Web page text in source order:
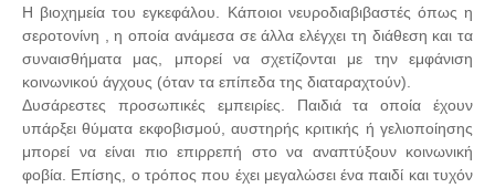
Η βιοχημεία του εγκεφάλου. Κάποιοι νευροδιαβιβαστές όπως η
σεροτονίνη , η οποία ανάμεσα σε άλλα ελέγχει τη διάθεση και τα
συναισθήματα μας, μπορεί να σχετίζονται με την εμφάνιση
κοινωνικού άγχους (όταν τα επίπεδα της διαταραχτούν).
Δυσάρεστες προσωπικές εμπειρίες. Παιδιά τα οποία έχουν
υπάρξει θύματα εκφοβισμού, αυστηρής κριτικής ή γελιοποίησης
μπορεί να είναι πιο επιρρεπή στο να αναπτύξουν κοινωνική
φοβία. Επίσης, ο τρόπος που έχει μεγαλώσει ένα παιδί και τυχόν